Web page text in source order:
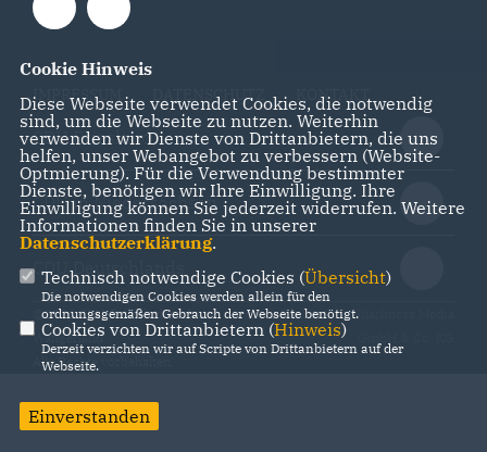
IMPRESSUM DATENSCHUTZ KONTAKT
CDU Friesland
CDU in Niedersachsen
CDU Deutschlands
@2026 CDU Gemeindeverband
Wangerland
Alle Rechte vorbehalten.
Realisation: Sharkness Media
Cookie Hinweis
Diese Webseite verwendet Cookies, die notwendig
sind, um die Webseite zu nutzen. Weiterhin
verwenden wir Dienste von Drittanbietern, die uns
helfen, unser Webangebot zu verbessern (Website-
Optmierung). Für die Verwendung bestimmter
Dienste, benötigen wir Ihre Einwilligung. Ihre
Einwilligung können Sie jederzeit widerrufen. Weitere
Informationen finden Sie in unserer
Datenschutzerklärung.
Technisch notwendige Cookies (Übersicht)
Die notwendigen Cookies werden allein für den
ordnungsgemäßen Gebrauch der Webseite benötigt.
Cookies von Drittanbietern (Hinweis)
Derzeit verzichten wir auf Scripte von Drittanbietern auf der
Webseite.
Einverstanden